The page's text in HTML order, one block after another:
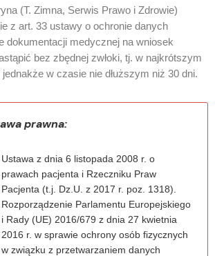
(T. Zimna, Serwis Prawo i Zdrowie)
z art. 33 ustawy o ochronie danych
dokumentacji medycznej na wniosek
bez zbędnej zwłoki, tj. w najkrótszym
w czasie nie dłuższym niż 30 dni.
prawna:
Ustawa z dnia 6 listopada 2008 r. o
prawach pacjenta i Rzeczniku Praw
Pacjenta (t.j. Dz.U. z 2017 r. poz. 1318).
Rozporządzenie Parlamentu Europejskiego
i Rady (UE) 2016/679 z dnia 27 kwietnia
2016 r. w sprawie ochrony osób fizycznych
w związku z przetwarzaniem danych